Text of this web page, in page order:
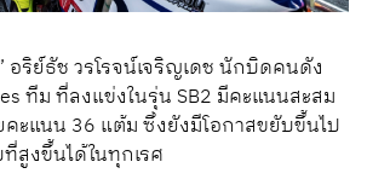
อริย์ธัช วรโรจน์เจริญเดช นักบิดคนดัง
ทีม ที่ลงแข่งในรุ่น SB2 มีคะแนนสะสม
ะแนน 36 แต้ม ซึ่งยังมีโอกาสขยับขึ้นไป
สูงขึ้นได้ในทุกเรศ